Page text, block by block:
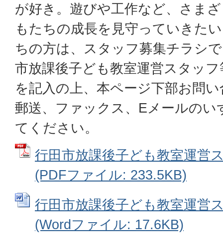
が好き。遊びや工作など、さま
もたちの成長を見守っていきた
ちの方は、スタッフ募集チラシ
市放課後子ども教室運営スタッ
を記入の上、本ページ下部お問
郵送、ファックス、Eメールのい
てください。
行田市放課後子ども教室運営
(PDFファイル: 233.5KB)
行田市放課後子ども教室運営
(Wordファイル: 17.6KB)